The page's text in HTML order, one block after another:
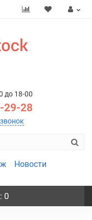
до 18-00
29-28
Новости
: 0